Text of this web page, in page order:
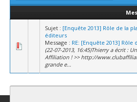
Sujet : [Enquête 2013] Rôle de la
éditeurs
Message : RE: [Enquête 2013]
(22-07-2013, 16:45)Thierry a écrit :
Affiliation ! >> http://
grande e...